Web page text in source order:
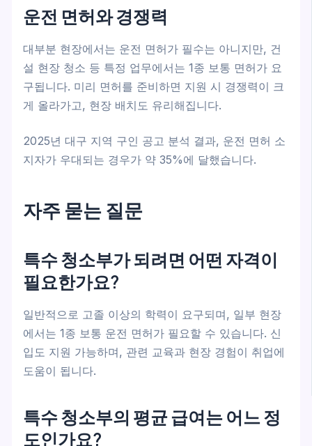
운전 면허와 경쟁력
대부분 현장에서는 운전 면허가 필수는 아니지만, 건
설 현장 청소 등 특정 업무에서는 1종 보통 면허가 요
구됩니다. 미리 면허를 준비하면 지원 시 경쟁력이 크
게 올라가고, 현장 배치도 유리해집니다.
2025년 대구 지역 구인 공고 분석 결과, 운전 면허 소
지자가 우대되는 경우가 약 35%에 달했습니다.
자주 묻는 질문
특수 청소부가 되려면 어떤 자격이
필요한가요?
일반적으로 고졸 이상의 학력이 요구되며, 일부 현장
에서는 1종 보통 운전 면허가 필요할 수 있습니다. 신
입도 지원 가능하며, 관련 교육과 현장 경험이 취업에
도움이 됩니다.
특수 청소부의 평균 급여는 어느 정
도인가요?